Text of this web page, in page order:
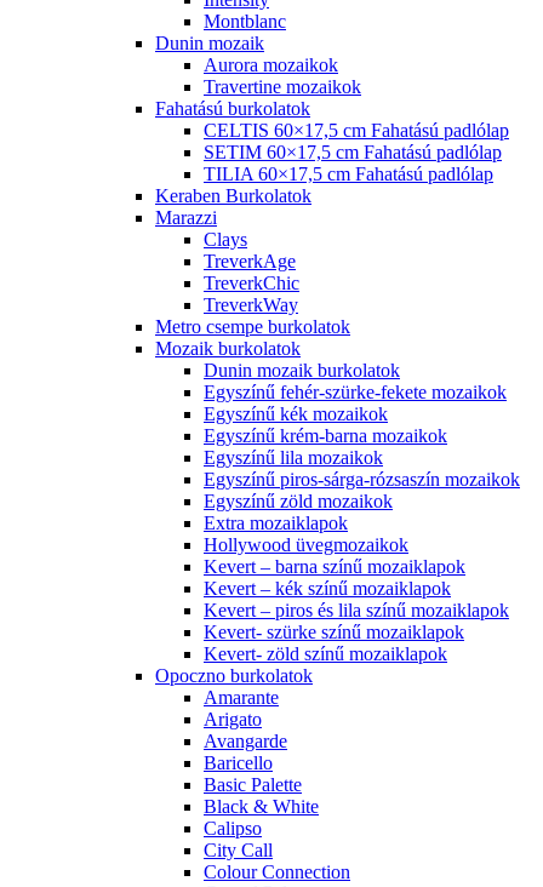
Montblanc
Dunin mozaik
Aurora mozaikok
Travertine mozaikok
Fahatású burkolatok
CELTIS 60×17,5 cm Fahatású padlólap
SETIM 60×17,5 cm Fahatású padlólap
TILIA 60×17,5 cm Fahatású padlólap
Keraben Burkolatok
Marazzi
Clays
TreverkAge
TreverkChic
TreverkWay
Metro csempe burkolatok
Mozaik burkolatok
Dunin mozaik burkolatok
Egyszínű fehér-szürke-fekete mozaikok
Egyszínű kék mozaikok
Egyszínű krém-barna mozaikok
Egyszínű lila mozaikok
Egyszínű piros-sárga-rózsaszín mozaikok
Egyszínű zöld mozaikok
Extra mozaiklapok
Hollywood üvegmozaikok
Kevert – barna színű mozaiklapok
Kevert – kék színű mozaiklapok
Kevert – piros és lila színű mozaiklapok
Kevert- szürke színű mozaiklapok
Kevert- zöld színű mozaiklapok
Opoczno burkolatok
Amarante
Arigato
Avangarde
Baricello
Basic Palette
Black & White
Calipso
City Call
Colour Connection